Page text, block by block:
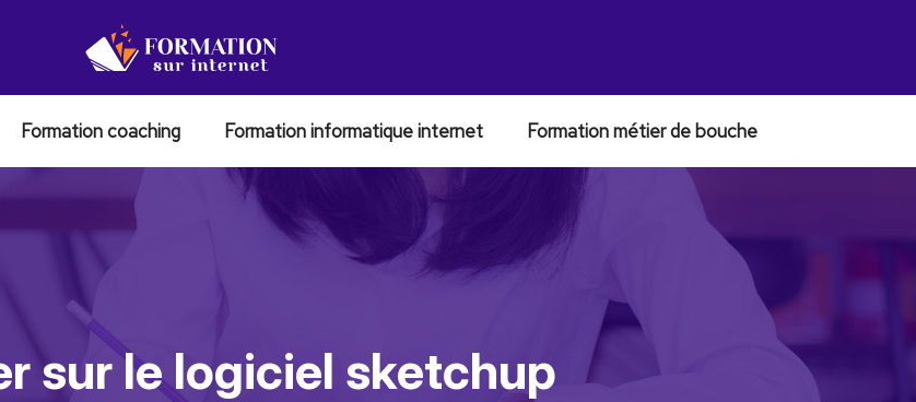
Formation coaching Formation informatique internet Formation métier de bouche
sur le logiciel sketchup